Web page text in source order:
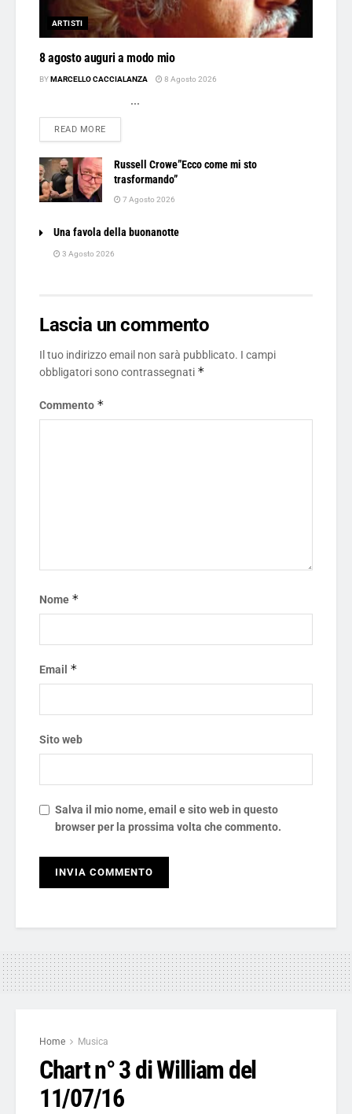
ARTISTI
8 agosto auguri a modo mio
BYMARCELLO CACCIALANZA 8 Agosto 2026
...
READ MOREDETAILS
Russell Crowe”Ecco come mi sto
trasformando”
7 Agosto 2026
Una favola della buonanotte
3 Agosto 2026
Lascia un commento
Il tuo indirizzo email non sarà pubblicato. I campi
obbligatori sono contrassegnati *
Commento *
Nome *
Email *
Sito web
Salva il mio nome, email e sito web in questo
browser per la prossima volta che commento.
Home Musica
Chart n° 3 di William del
11/07/16